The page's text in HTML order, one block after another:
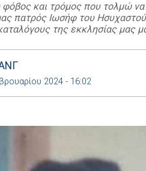
φόβος και τρόμος που τολμώ
πατρός Ιωσήφ του
της εκκλησίας μας
2024 - 16:02